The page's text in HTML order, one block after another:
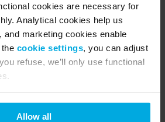
cookies are necessary for
Analytical cookies help us
and marketing cookies enable
cookie settings, you can adjust
refuse, we’ll only use functional
Allow all